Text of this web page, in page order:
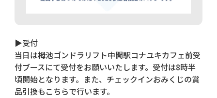
▶受付
当日は栂池ゴンドラリフト中間駅コナユキカフェ前受
付ブースにて受付をお願いいたします。受付は8時半
頃開始となります。また、チェックインおみくじの賞
品引換もこちらで行います。